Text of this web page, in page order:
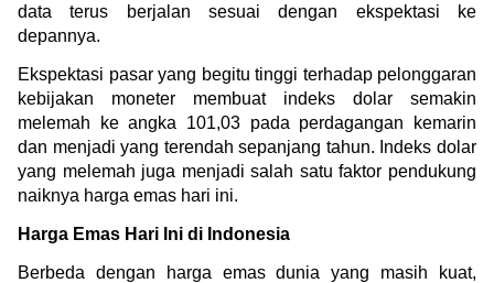
data terus berjalan sesuai dengan ekspektasi ke
depannya.
Ekspektasi pasar yang begitu tinggi terhadap pelonggaran
kebijakan moneter membuat indeks dolar semakin
melemah ke angka 101,03 pada perdagangan kemarin
dan menjadi yang terendah sepanjang tahun. Indeks dolar
yang melemah juga menjadi salah satu faktor pendukung
naiknya harga emas hari ini.
Harga Emas Hari Ini di Indonesia
Berbeda dengan harga emas dunia yang masih kuat,